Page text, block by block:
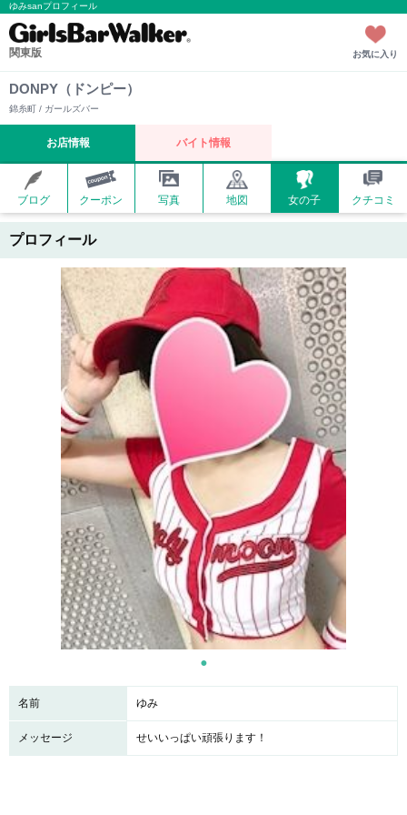
ゆみsanプロフィール
関東版 お気に入り
DONPY（ドンピー）
錦糸町 / ガールズバー
お店情報 バイト情報
ブログ クーポン 写真 地図 女の子 クチコミ
プロフィール
名前 ゆみ
メッセージ せいいっぱい頑張ります！